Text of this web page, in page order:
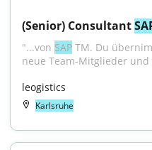
(Senior) Consultant
"...von SAP TM. Du
neue Team-Mitglieder
leogistics
Karlsruhe